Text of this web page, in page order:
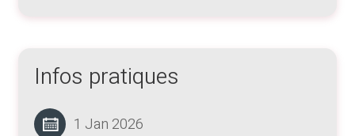
Infos pratiques
1 Jan 2026